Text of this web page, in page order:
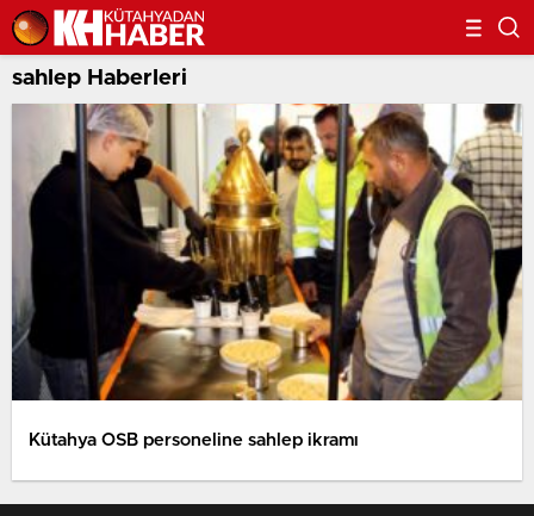
sahlep Haberleri
Kütahya OSB personeline sahlep ikramı